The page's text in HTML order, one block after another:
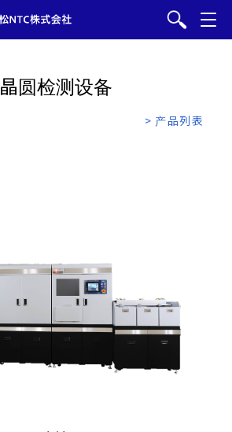
晶圆检测设备
> 产品列表